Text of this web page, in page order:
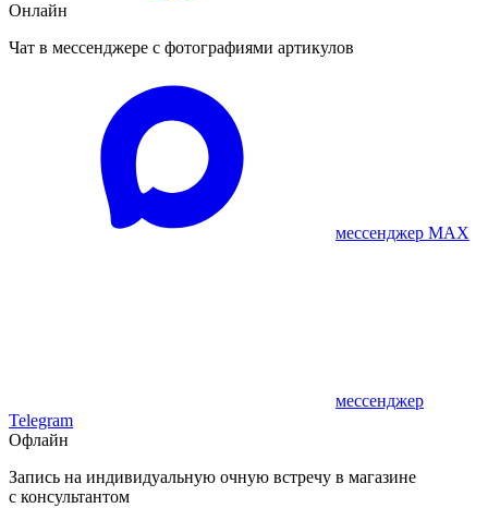
Онлайн
Чат в мессенджере с фотографиями артикулов
мессенджер MAX
мессенджер
Telegram
Офлайн
Запись на индивидуальную очную встречу в магазине
с консультантом